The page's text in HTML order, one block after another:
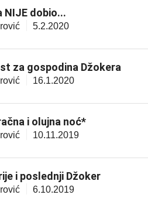
NIJE dobio...
5.2.2020
za gospodina Džokera
16.1.2020
i olujna noć*
10.11.2019
i poslednji Džoker
6.10.2019